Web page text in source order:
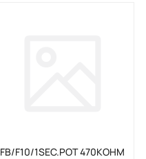
FB/F10/1SEC.POT 470KOHM